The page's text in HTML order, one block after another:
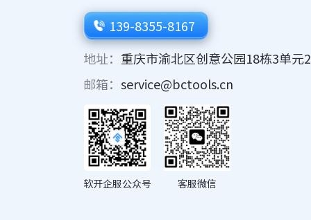
139-8355-8167
地址： 重庆市渝北区创意公园18栋3单元
邮箱： service@bctools.cn
软开企服公众号 客服微信